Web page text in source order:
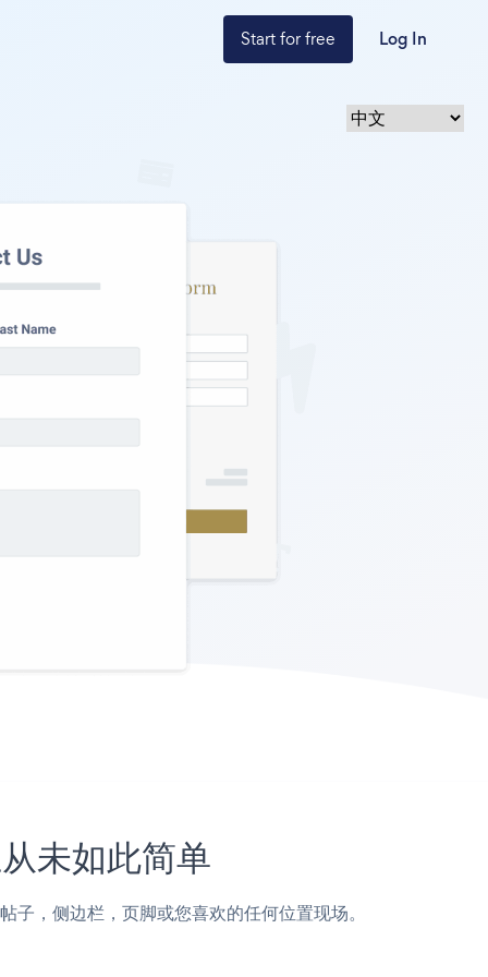
Start for free Log In
未如此简单
，侧边栏，页脚或您喜欢的任何位置现场。